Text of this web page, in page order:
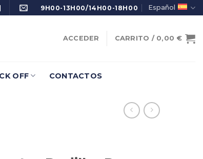
9H00-13H00/14H00-18H00 Español
ACCEDER CARRITO / 0,00 €
OFF CONTACTOS